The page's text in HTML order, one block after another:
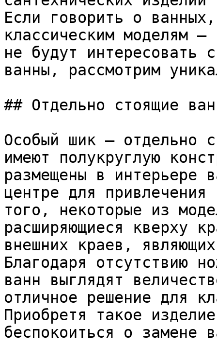
Если говорить о
классическим моделям
не будут интересовать
ванны, рассмотрим
## Отдельно стоящие
Особый шик – отдельно
имеют полукруглую
размещены в интерьере
центре для
того, некоторые из
расширяющиеся кверху
внешних краев,
Благодаря отсутствию
ванн выглядят
отличное решение для
Приобретя такое
беспокоиться о замене